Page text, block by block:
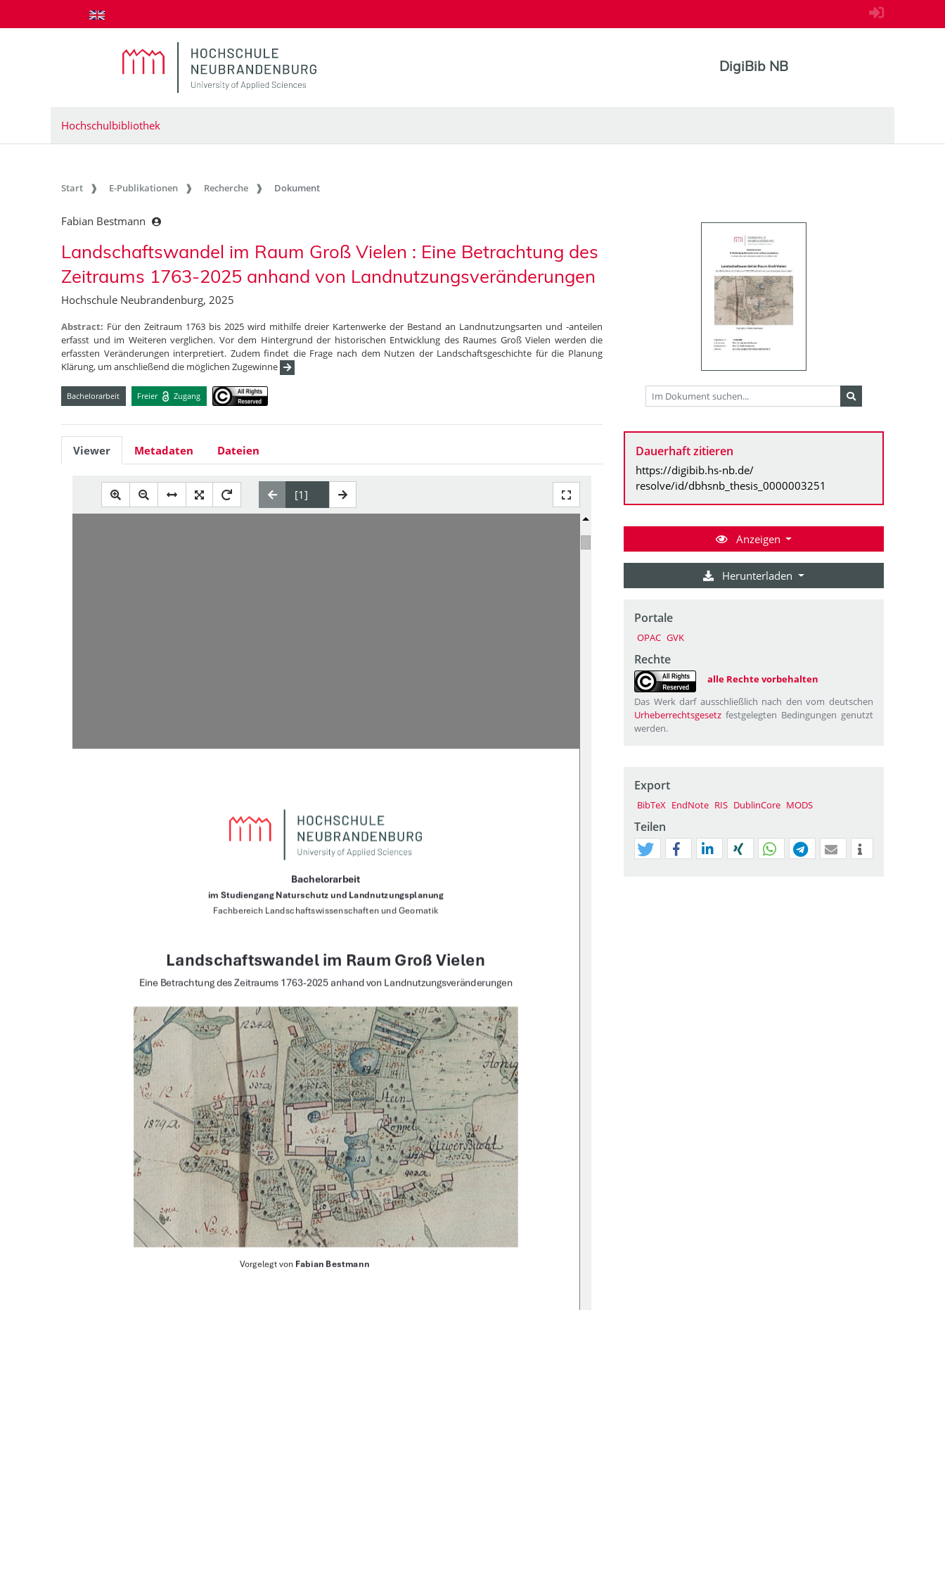
zum Inhalt springen
DigiBib NB
Hochschulbibliothek
Start E-Publikationen Recherche Dokument
Fabian Bestmann
Landschaftswandel im Raum Groß Vielen : Eine Betrachtung des
Zeitraums 1763-2025 anhand von Landnutzungsveränderungen
Hochschule Neubrandenburg, 2025
Abstract: Für den Zeitraum 1763 bis 2025 wird mithilfe dreier Kartenwerke der Bestand an Landnutzungsarten und -anteilen
erfasst und im Weiteren verglichen. Vor dem Hintergrund der historischen Entwicklung des Raumes Groß Vielen werden die
erfassten Veränderungen interpretiert. Zudem findet die Frage nach dem Nutzen der Landschaftsgeschichte für die Planung
Klärung, um anschließend die möglichen Zugewinne
Bachelorarbeit Freier Zugang
Viewer Metadaten Dateien
Bachelorarbeit
im Studiengang Naturschutz und Landnutzungsplanung
Fachbereich Landschaftswissenschaften und Geomatik
Landschaftswandel im Raum Groß Vielen
Eine Betrachtung des Zeitraums 1763-2025 anhand von Landnutzungsveränderungen
Vorgelegt von Fabian Bestmann
Dauerhaft zitieren
https://digibib.hs-nb.de/
resolve/id/dbhsnb_thesis_0000003251
Anzeigen
Herunterladen
Portale
OPAC GVK
Rechte
alle Rechte vorbehalten
Das Werk darf ausschließlich nach den vom deutschen
Urheberrechtsgesetz festgelegten Bedingungen genutzt
werden.
Export
BibTeX EndNote RIS DublinCore MODS
Teilen